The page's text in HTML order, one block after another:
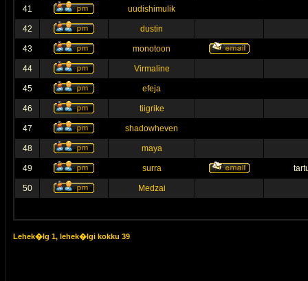
41 uudishimulik
42 dustin
43 monotoon
44 Virmaline
45 efeja
46 tiigrike
47 shadowheven
48 maya
49 surra
50 Medzai
Lehek�lg 1, lehek�lgi kokku 39